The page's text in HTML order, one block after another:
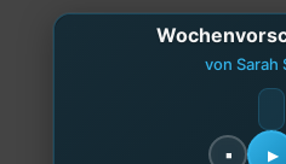
von Sarah